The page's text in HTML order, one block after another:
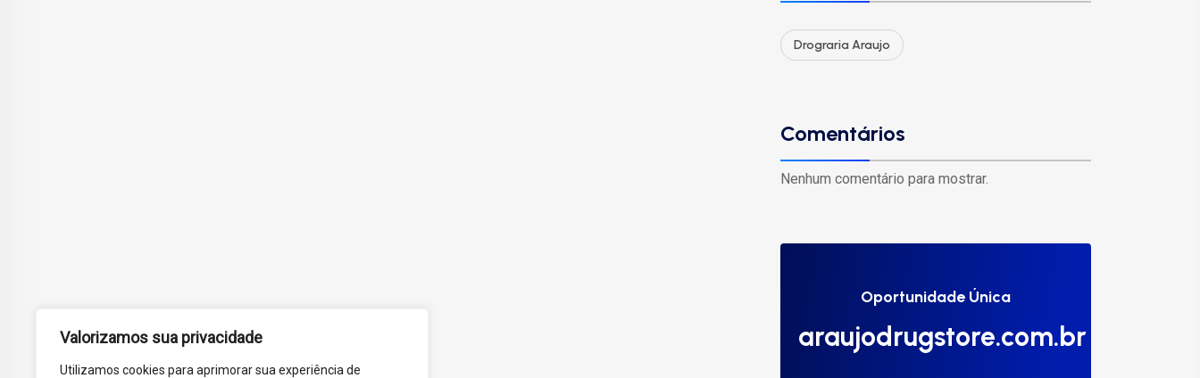
Valorizamos sua privacidade
Utilizamos cookies para aprimorar sua experiência de
Drograria Araujo
Comentários
Nenhum comentário para mostrar.
Oportunidade Única
araujodrugstore.com.br